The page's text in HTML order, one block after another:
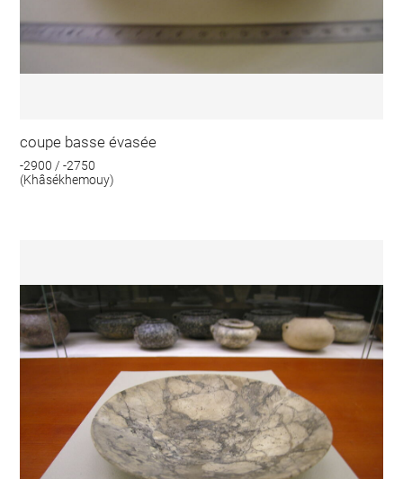
coupe basse évasée
-2900 / -2750
(Khâsékhemouy)